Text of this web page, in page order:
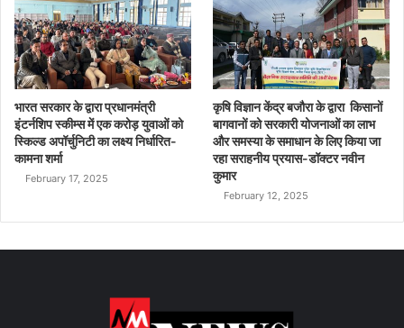
भारत सरकार के द्वारा प्रधानमंत्री
इंटर्नशिप स्कीम्स में एक करोड़ युवाओं को
स्किल्ड अपॉर्चुनिटी का लक्ष्य निर्धारित-
कामना शर्मा
February 17, 2025
कृषि विज्ञान केंद्र बजौरा के द्वारा किसानों
बागवानों को सरकारी योजनाओं का लाभ
और समस्या के समाधान के लिए किया जा
रहा सराहनीय प्रयास-डॉक्टर नवीन
कुमार
February 12, 2025